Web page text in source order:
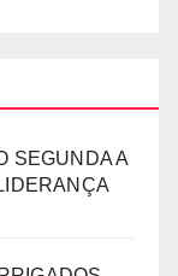
SEGUNDA A